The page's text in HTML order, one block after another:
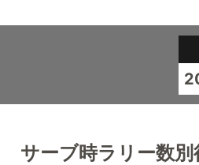
サーブ時ラリー数別